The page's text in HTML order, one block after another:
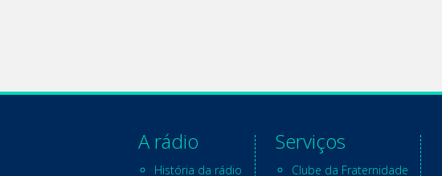
A rádio
História da rádio
Serviços
Clube da Fraternidade